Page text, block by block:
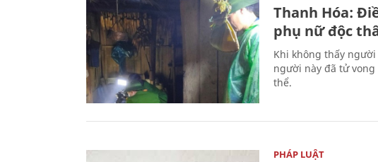
Thanh Hóa:
phụ nữ độc
Khi không thấy
người này đã tử
thể.
PHÁP LUẬT